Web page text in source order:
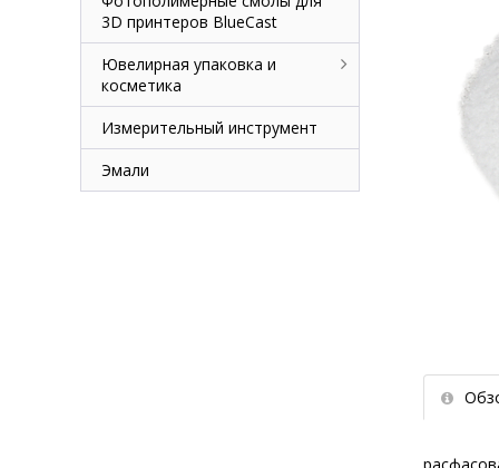
3D принтеров BlueCast
Ювелирная упаковка и
косметика
Измерительный инструмент
Эмали